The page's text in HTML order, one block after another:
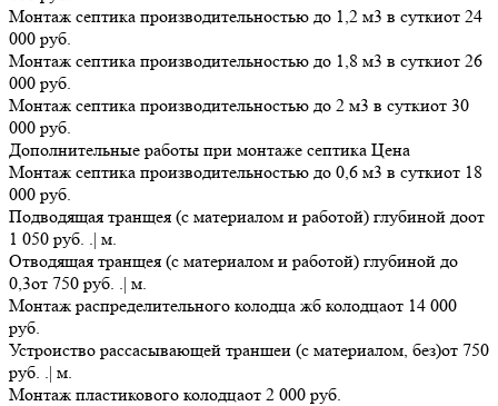
Монтаж септика производительностью до 1,2 м3 в суткиот 24
000 руб.
Монтаж септика производительностью до 1,8 м3 в суткиот 26
000 руб.
Монтаж септика производительностью до 2 м3 в суткиот 30
000 руб.
Дополнительные работы при монтаже септика Цена
Монтаж септика производительностью до 0,6 м3 в суткиот 18
000 руб.
Подводящая транщея (с материалом и работой) глубиной доот
1 050 руб. .| м.
Отводящая транщея (с материалом и работой) глубиной до
0,3от 750 руб. .| м.
Монтаж распределительного колодца жб колодцаот 14 000
руб.
Устроиство рассасывающей траншеи (с материалом, без)от 750
руб. .| м.
Монтаж пластикового колодцаот 2 000 руб.